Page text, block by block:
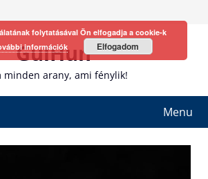
GulHun
minden arany, ami fénylik!
Menu
folytatásával Ön elfogadja a cookie-k
információk Elfogadom